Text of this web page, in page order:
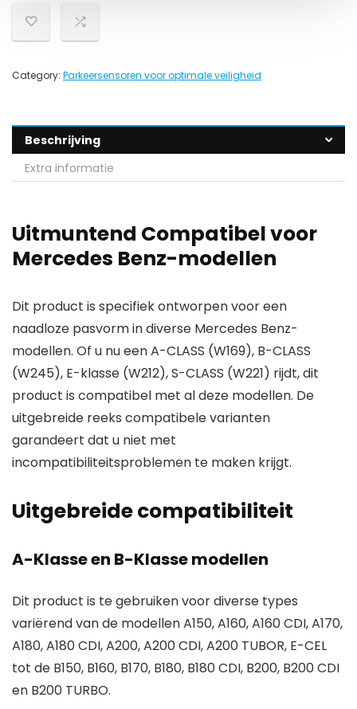
Category: Parkeersensoren voor optimale veiligheid
Beschrijving
Extra informatie
Uitmuntend Compatibel voor
Mercedes Benz-modellen
Dit product is specifiek ontworpen voor een
naadloze pasvorm in diverse Mercedes Benz-
modellen. Of u nu een A-CLASS (W169), B-CLASS
(W245), E-klasse (W212), S-CLASS (W221) rijdt, dit
product is compatibel met al deze modellen. De
uitgebreide reeks compatibele varianten
garandeert dat u niet met
incompatibiliteitsproblemen te maken krijgt.
Uitgebreide compatibiliteit
A-Klasse en B-Klasse modellen
Dit product is te gebruiken voor diverse types
variërend van de modellen A150, A160, A160 CDI, A170,
A180, A180 CDI, A200, A200 CDI, A200 TUBOR, E-CEL
tot de B150, B160, B170, B180, B180 CDI, B200, B200 CDI
en B200 TURBO.